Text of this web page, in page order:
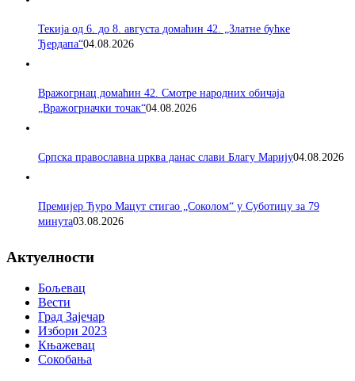
Текија од 6. до 8. августа домаћин 42. „Златне бућке
Ђердапа“04.08.2026
Вражогрнац домаћин 42. Смотре народних обичаја
„Вражогрначки точак“04.08.2026
Српска православна црква данас слави Благу Марију04.08.2026
Премијер Ђуро Мацут стигао „Соколом“ у Суботицу за 79
минута03.08.2026
Актуелности
Бољевац
Вести
Град Зајечар
Избори 2023
Књажевац
Сокобања